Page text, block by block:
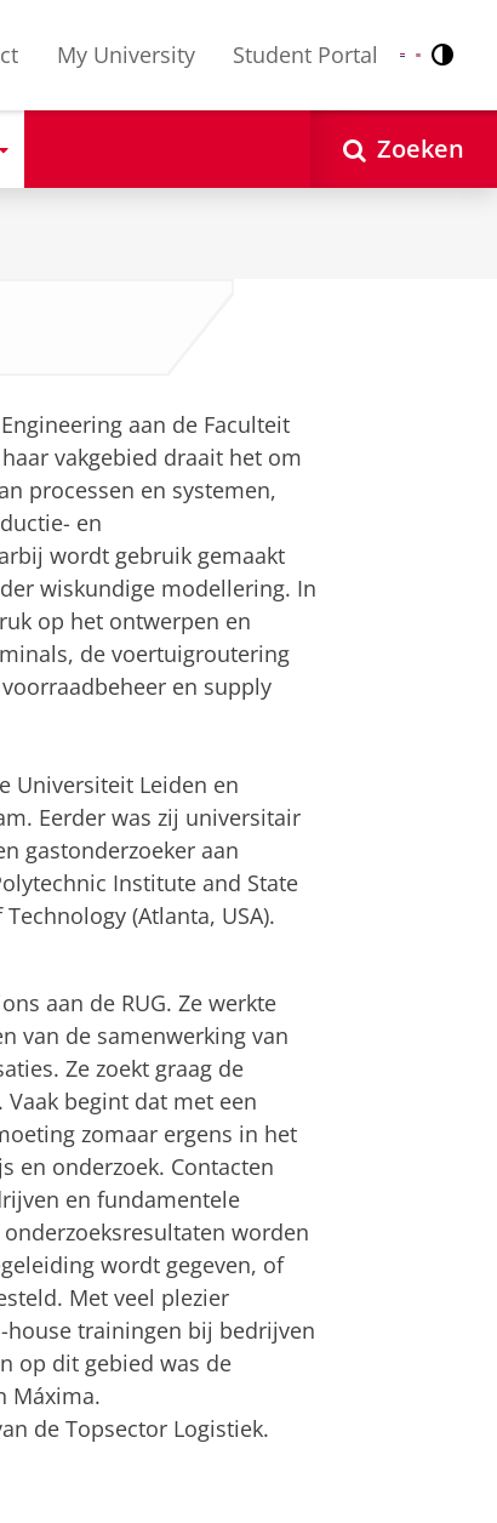
My University Student Portal Nederlands
English
Zoeken
aan de Faculteit
vakgebied draait het om
processen en systemen,
en
wordt gebruik gemaakt
wiskundige modellering. In
op het ontwerpen en
de voertuigroutering
en supply
Universiteit Leiden en
Eerder was zij universitair
gastonderzoeker aan
Institute and State
(Atlanta, USA).
aan de RUG. Ze werkte
van de samenwerking van
Ze zoekt graag de
begint dat met een
zomaar ergens in het
en onderzoek. Contacten
en fundamentele
worden
wordt gegeven, of
Met veel plezier
house trainingen bij bedrijven
op dit gebied was de
Máxima.
de Topsector Logistiek.